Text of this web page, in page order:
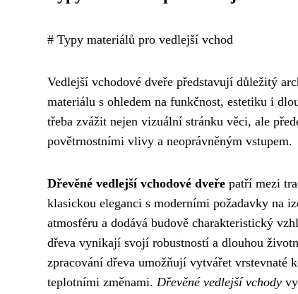
# Typy materiálů pro vedlejší vchod
Vedlejší vchodové dveře představují důležitý
materiálu s ohledem na funkčnost, estetiku i
třeba zvážit nejen vizuální stránku věci, ale
povětrnostními vlivy a neoprávněným vstupem.
Dřevěné vedlejší vchodové dveře patří mezi
klasickou eleganci s moderními požadavky na
atmosféru a dodává budově charakteristický
dřeva vynikají svojí robustností a dlouhou
zpracování dřeva umožňují vytvářet vrstevnaté
teplotními změnami. Dřevěné vedlejší vchody